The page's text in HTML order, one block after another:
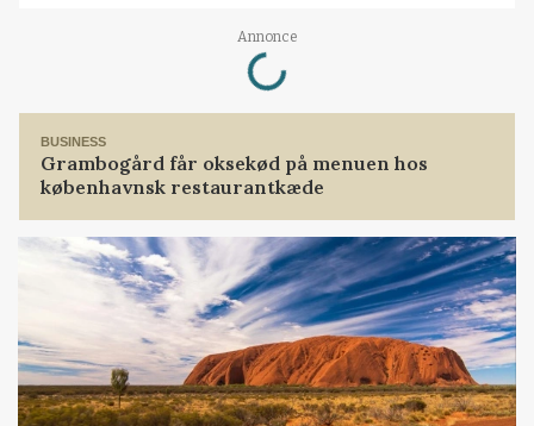
Annonce
Loading...
BUSINESS
Grambogård får oksekød på menuen hos
københavnsk restaurantkæde